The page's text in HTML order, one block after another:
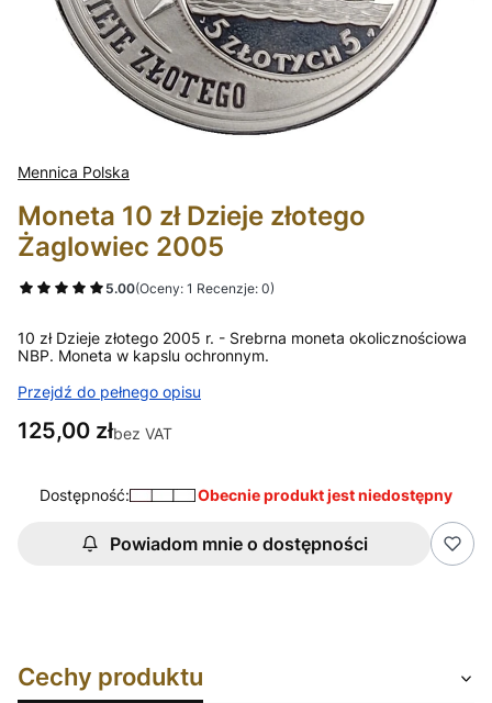
Mennica Polska
Moneta 10 zł Dzieje złotego
Żaglowiec 2005
5.00(Oceny: 1 Recenzje: 0)
10 zł Dzieje złotego 2005 r. - Srebrna moneta okolicznościowa
NBP. Moneta w kapslu ochronnym.
Przejdź do pełnego opisu
Cena
125,00 złbez VAT
Dostępność: Obecnie produkt jest niedostępny
Powiadom mnie o dostępności
Cechy produktu